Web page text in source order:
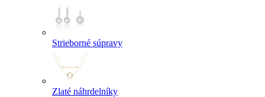
Strieborné súpravy
Zlaté náhrdelníky